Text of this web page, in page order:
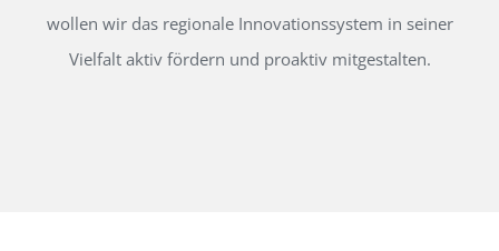
wollen wir das regionale Innovationssystem in seiner
Vielfalt aktiv fördern und proaktiv mitgestalten.